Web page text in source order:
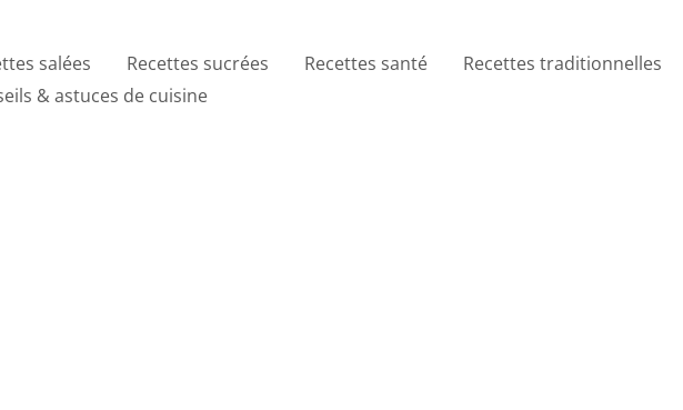
salées Recettes sucrées Recettes santé
Recettes traditionnelles
& astuces de cuisine